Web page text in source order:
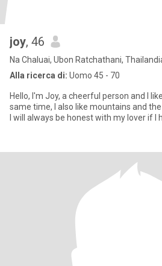
joy, 46
Na Chaluai, Ubon Ratchathani,
Alla ricerca di: Uomo 45 - 70
Hello, I'm Joy, a cheerful person and I
same time, I also like mountains and
I will always be honest with my lover if I